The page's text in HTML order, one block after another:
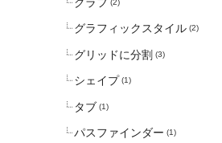
(2)
グラフィックスタイル (2)
グリッドに分割 (3)
シェイプ (1)
タブ (1)
パスファインダー (1)